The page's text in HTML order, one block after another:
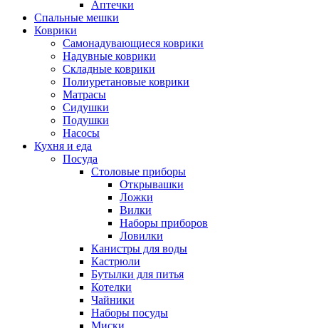
Аптечки
Спальные мешки
Коврики
Самонадувающиеся коврики
Надувные коврики
Складные коврики
Полиуретановые коврики
Матрасы
Сидушки
Подушки
Насосы
Кухня и еда
Посуда
Столовые приборы
Открывашки
Ложки
Вилки
Наборы приборов
Ловилки
Канистры для воды
Кастрюли
Бутылки для питья
Котелки
Чайники
Наборы посуды
Миски